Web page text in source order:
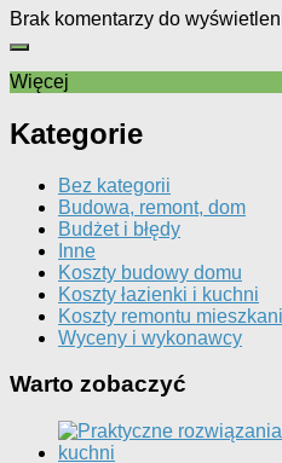
Brak komentarzy do
Więcej
Kategorie
Bez kategorii
Budowa, remont, dom
Budżet i błędy
Inne
Koszty budowy domu
Koszty łazienki i kuchni
Koszty remontu
Wyceny i wykonawcy
Warto zobaczyć